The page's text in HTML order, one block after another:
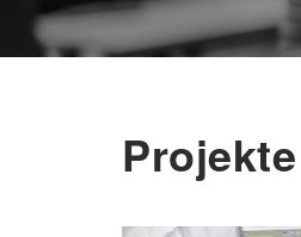
Projekte